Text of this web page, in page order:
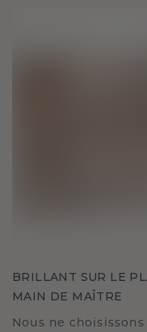
BRILLANT SUR LE
MAIN DE MAÎTRE
Nous ne